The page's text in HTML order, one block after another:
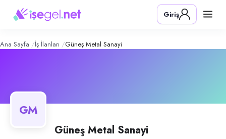
Metal Sanayi – Şirket Profili
Konum:
Bursa Nilüfer Organize Sanayi'de metal sanayi alanında faaliyet
Giriş
Ana Sayfa İş İlanları Güneş Metal Sanayi
GM
Güneş Metal Sanayi